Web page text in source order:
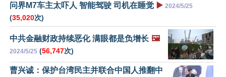
问界M7车主太吓人 智能驾驶 司机在睡觉 ▶️ 2024/5/25
(35,020次)
中共金融财政持续恶化 满眼都是负增长 🖼️
2024/5/25 (56,747次)
曹兴诚：保护台湾民主并联合中国人推翻中